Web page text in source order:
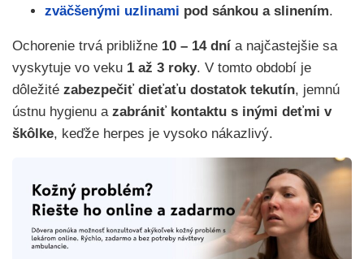
zväčšenými uzlinami pod sánkou a slinením.
Ochorenie trvá približne 10 – 14 dní a najčastejšie sa
vyskytuje vo veku 1 až 3 roky. V tomto období je
dôležité zabezpečiť dieťaťu dostatok tekutín, jemnú
ústnu hygienu a zabrániť kontaktu s inými deťmi v
škôlke, keďže herpes je vysoko nákazlivý.